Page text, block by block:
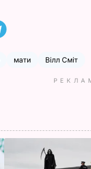
мати Вілл Сміт